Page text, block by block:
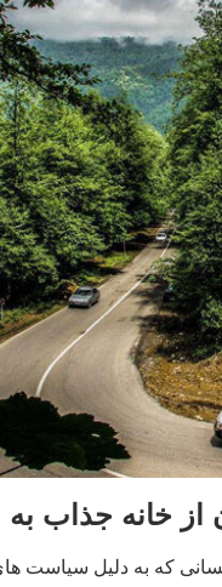
که به دلیل سیاست